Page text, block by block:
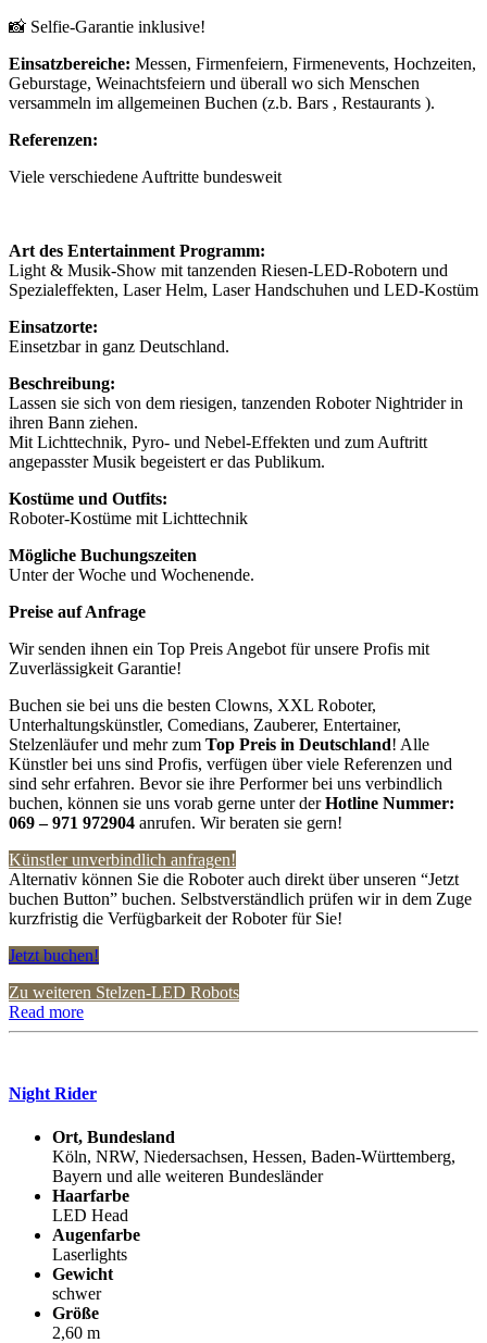
📸 Selfie-Garantie inklusive!
Einsatzbereiche: Messen, Firmenfeiern, Firmenevents, Hochzeiten,
Geburstage, Weinachtsfeiern und überall wo sich Menschen
versammeln im allgemeinen Buchen (z.b. Bars , Restaurants ).
Referenzen:
Viele verschiedene Auftritte bundesweit
Art des Entertainment Programm:
Light & Musik-Show mit tanzenden Riesen-LED-Robotern und
Spezialeffekten, Laser Helm, Laser Handschuhen und LED-Kostüm
Einsatzorte:
Einsetzbar in ganz Deutschland.
Beschreibung:
Lassen sie sich von dem riesigen, tanzenden Roboter Nightrider in
ihren Bann ziehen.
Mit Lichttechnik, Pyro- und Nebel-Effekten und zum Auftritt
angepasster Musik begeistert er das Publikum.
Kostüme und Outfits:
Roboter-Kostüme mit Lichttechnik
Mögliche Buchungszeiten
Unter der Woche und Wochenende.
Preise auf Anfrage
Wir senden ihnen ein Top Preis Angebot für unsere Profis mit
Zuverlässigkeit Garantie!
Buchen sie bei uns die besten Clowns, XXL Roboter,
Unterhaltungskünstler, Comedians, Zauberer, Entertainer,
Stelzenläufer und mehr zum Top Preis in Deutschland! Alle
Künstler bei uns sind Profis, verfügen über viele Referenzen und
sind sehr erfahren. Bevor sie ihre Performer bei uns verbindlich
buchen, können sie uns vorab gerne unter derHotline Nummer:
069 – 971 972904 anrufen. Wir beraten sie gern!
Künstler unverbindlich anfragen!
Alternativ können Sie die Roboter auch direkt über unseren “Jetzt
buchen Button” buchen. Selbstverständlich prüfen wir in dem Zuge
kurzfristig die Verfügbarkeit der Roboter für Sie!
Jetzt buchen!
Zu weiteren Stelzen-LED Robots
Read more
Night Rider
Ort, Bundesland
Köln, NRW, Niedersachsen, Hessen, Baden-Württemberg,
Bayern und alle weiteren Bundesländer
Haarfarbe
LED Head
Augenfarbe
Laserlights
Gewicht
schwer
Größe
2,60 m